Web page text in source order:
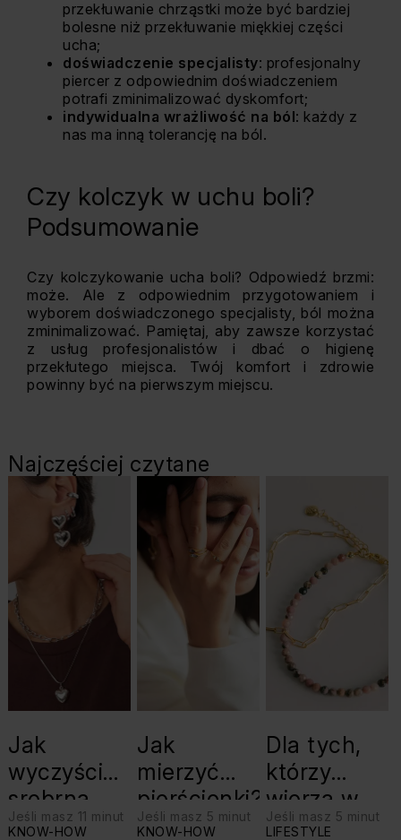
przekłuwanie chrząstki może być bardziej
bolesne niż przekłuwanie miękkiej części
ucha;
doświadczenie specjalisty: profesjonalny
piercer z odpowiednim doświadczeniem
potrafi zminimalizować dyskomfort;
indywidualna wrażliwość na ból: każdy z
nas ma inną tolerancję na ból.
Czy kolczyk w uchu boli?
Podsumowanie
Czy kolczykowanie ucha boli? Odpowiedź brzmi:
może. Ale z odpowiednim przygotowaniem i
wyborem doświadczonego specjalisty, ból można
zminimalizować. Pamiętaj, aby zawsze korzystać
z usług profesjonalistów i dbać o higienę
przekłutego miejsca. Twój komfort i zdrowie
powinny być na pierwszym miejscu.
Najczęściej czytane
Jak
wyczyścić
srebrną
biżuterię?
Jeśli masz 11 minut
KNOW-HOW
Jak
mierzyć
pierścionki?
Jeśli masz 5 minut
KNOW-HOW
Dla tych,
którzy
wierzą w
swoje siły:
Jeśli masz 5 minut
LIFESTYLE